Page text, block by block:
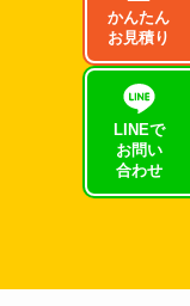
かんたん
お見積り
LINEで
お問い
合わせ